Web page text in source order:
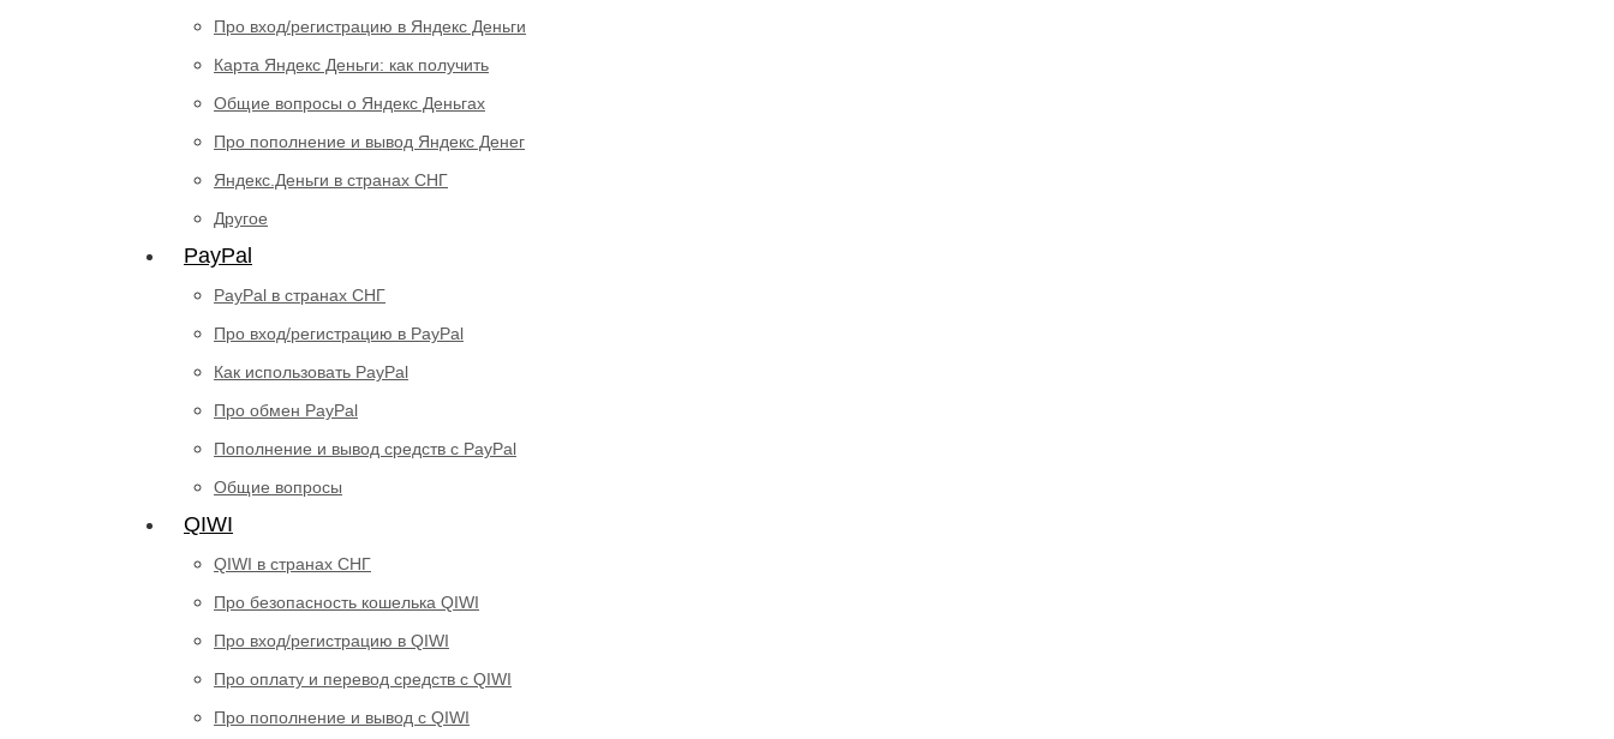
Про вход/регистрацию в Яндекс Деньги
Карта Яндекс Деньги: как получить
Общие вопросы о Яндекс Деньгах
Про пополнение и вывод Яндекс Денег
Яндекс.Деньги в странах СНГ
Другое
PayPal
PayPal в странах СНГ
Про вход/регистрацию в PayPal
Как использовать PayPal
Про обмен PayPal
Пополнение и вывод средств с PayPal
Общие вопросы
QIWI
QIWI в странах СНГ
Про безопасность кошелька QIWI
Про вход/регистрацию в QIWI
Про оплату и перевод средств c QIWI
Про пополнение и вывод с QIWI